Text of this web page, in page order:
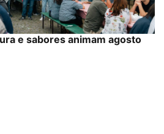
e sabores animam agosto